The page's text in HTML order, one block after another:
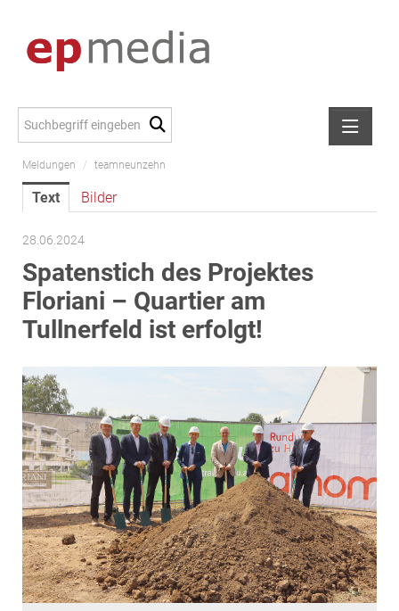
Meldungen
Alexander Peer
amb Development
ATL Immoinvest
AURE Immobilien
Austria Sotheby's International Realty
CTP Österreich
EDEX Immobilien
EPHIC Group
epmedia Werbeagentur
ESTINA Immobilien
Greystar
Grossmann + Kaswurm Immobilien
Gutwerk Immobilien Treuhand
HANDLER Gruppe
Meldungen / teamneunzehn
Text Bilder
28.06.2024
Spatenstich des Projektes
Floriani – Quartier am
Tullnerfeld ist erfolgt!